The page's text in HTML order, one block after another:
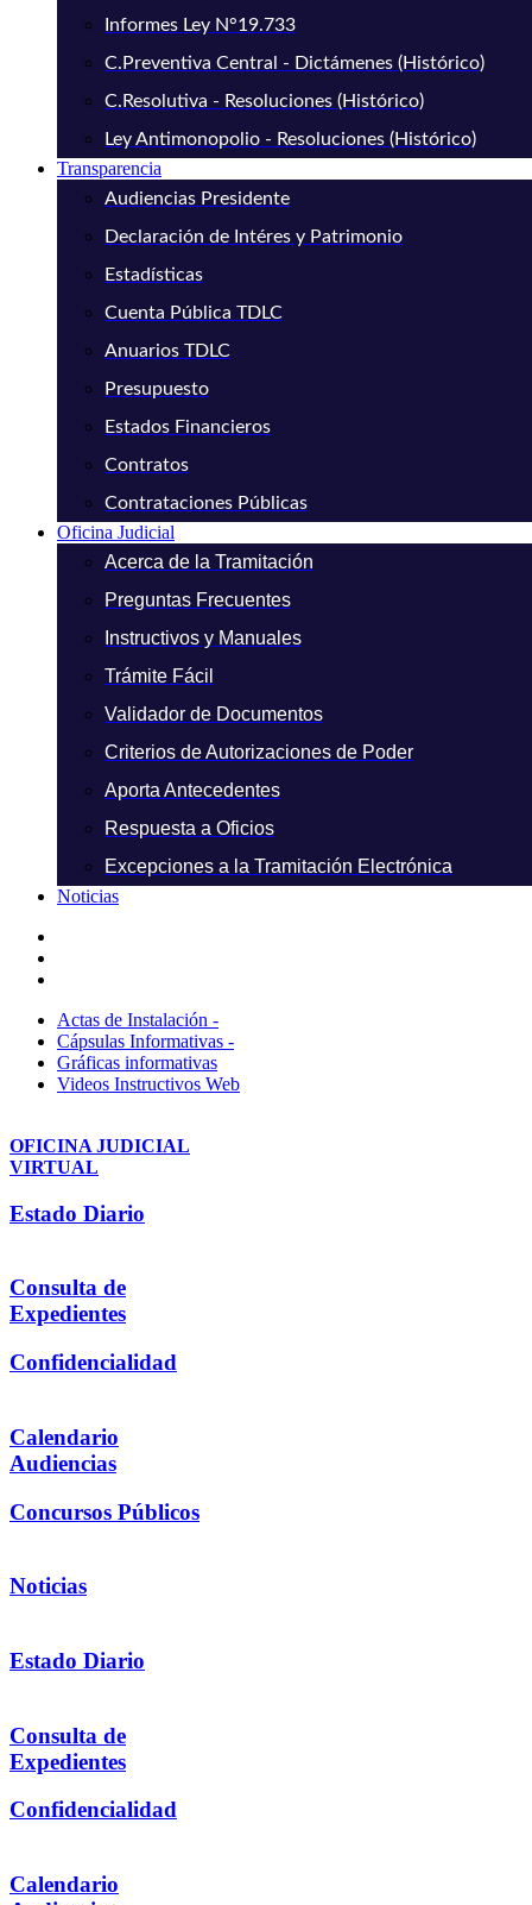
Informes Ley N°19.733
C.Preventiva Central - Dictámenes (Histórico)
C.Resolutiva - Resoluciones (Histórico)
Ley Antimonopolio - Resoluciones (Histórico)
Transparencia
Audiencias Presidente
Declaración de Intéres y Patrimonio
Estadísticas
Cuenta Pública TDLC
Anuarios TDLC
Presupuesto
Estados Financieros
Contratos
Contrataciones Públicas
Oficina Judicial
Acerca de la Tramitación
Preguntas Frecuentes
Instructivos y Manuales
Trámite Fácil
Validador de Documentos
Criterios de Autorizaciones de Poder
Aporta Antecedentes
Respuesta a Oficios
Excepciones a la Tramitación Electrónica
Noticias
Actas de Instalación -
Cápsulas Informativas -
Gráficas informativas
Videos Instructivos Web
OFICINA JUDICIAL
VIRTUAL
Estado Diario
Consulta de
Expedientes
Confidencialidad
Calendario
Audiencias
Concursos Públicos
Noticias
Estado Diario
Consulta de
Expedientes
Confidencialidad
Calendario